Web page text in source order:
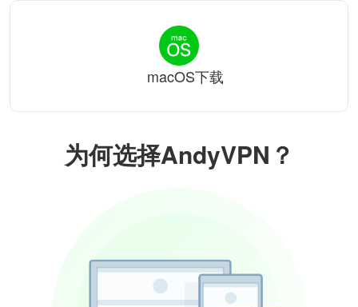
为何选择AndyVPN？
macOS下载